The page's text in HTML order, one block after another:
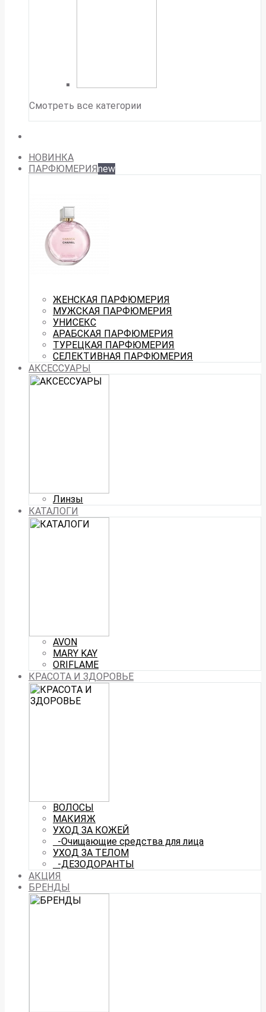
Смотреть все категории
НОВИНКА
ПАРФЮМЕРИЯnew
ЖЕНСКАЯ ПАРФЮМЕРИЯ
МУЖСКАЯ ПАРФЮМЕРИЯ
УНИСЕКС
АРАБСКАЯ ПАРФЮМЕРИЯ
ТУРЕЦКАЯ ПАРФЮМЕРИЯ
СЕЛЕКТИВНАЯ ПАРФЮМЕРИЯ
АКСЕССУАРЫ
Линзы
КАТАЛОГИ
AVON
MARY KAY
ORIFLAME
КРАСОТА И ЗДОРОВЬЕ
ВОЛОСЫ
МАКИЯЖ
УХОД ЗА КОЖЕЙ
-Очищающие средства для лица
УХОД ЗА ТЕЛОМ
-ДЕЗОДОРАНТЫ
АКЦИЯ
БРЕНДЫ